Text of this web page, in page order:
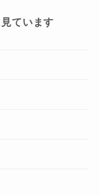
ています